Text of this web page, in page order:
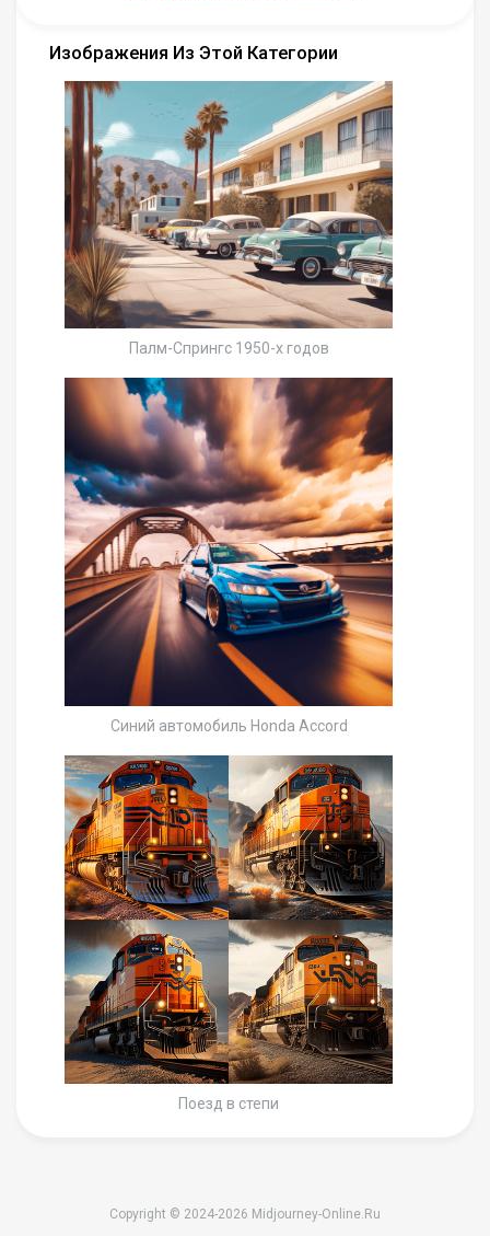
Изображения Из Этой Категории
Палм-Спрингс 1950-х годов
Синий автомобиль Honda Accord
Поезд в степи
Copyright © 2024-2026 Midjourney-Online.Ru